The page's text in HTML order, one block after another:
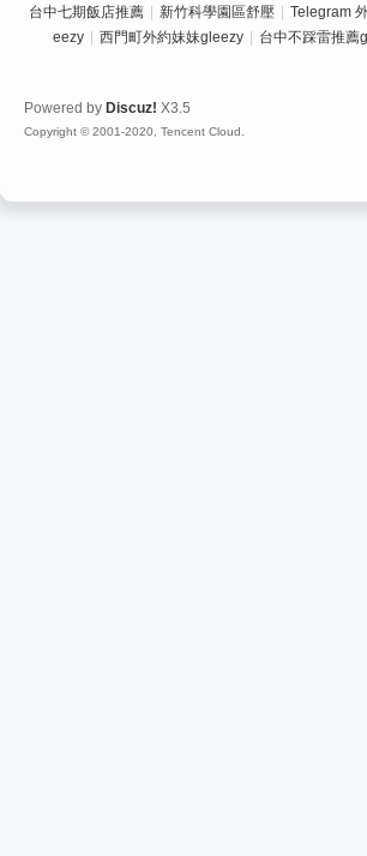
台中七期飯店推薦
新竹科學園區舒壓 Telegram
eezy
西門町外約妹妹gleezy 台中不踩雷推薦
Powered by Discuz! X3.5
Copyright © 2001-2020, Tencent Cloud.